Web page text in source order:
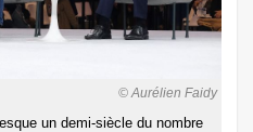
© Aurélien Faidy
un demi-siècle du nombre